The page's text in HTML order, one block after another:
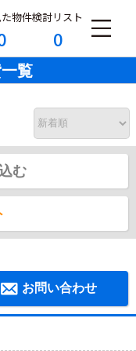
物件検討リスト
0
覧
む
お問い合わせ